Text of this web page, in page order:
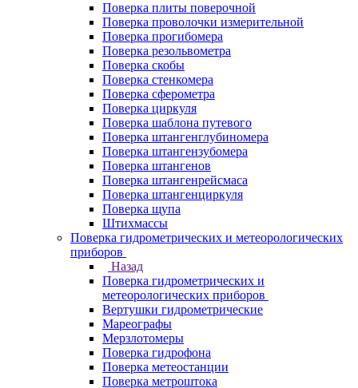
Поверка плиты поверочной
Поверка проволочки измерительной
Поверка прогибомера
Поверка резольвометра
Поверка скобы
Поверка стенкомера
Поверка сферометра
Поверка циркуля
Поверка шаблона путевого
Поверка штангенглубиномера
Поверка штангензубомера
Поверка штангенов
Поверка штангенрейсмаса
Поверка штангенциркуля
Поверка щупа
Штихмассы
Поверка гидрометрических и метеорологических
приборов
Назад
Поверка гидрометрических и
метеорологических приборов
Вертушки гидрометрические
Мареографы
Мерзлотомеры
Поверка гидрофона
Поверка метеостанции
Поверка метроштока